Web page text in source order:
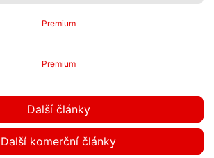
Premium
Premium
Další články
Další komerční články